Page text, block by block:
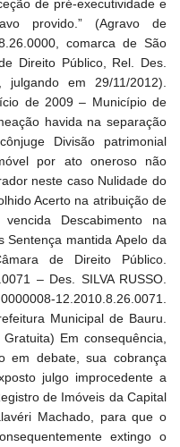
de pré-executividade e
provido.” (Agravo de
comarca de São
Direito Público, Rel. Des.
julgando em 29/11/2012).
de 2009 – Município de
havida na separação
Divisão patrimonial
por ato oneroso não
neste caso Nulidade do
Acerto na atribuição de
Descabimento na
Sentença mantida Apelo da
de Direito Público.
– Des. SILVA RUSSO.
12.2010.8.26.0071.
Municipal de Bauru.
Em consequência,
em debate, sua cobrança
julgo improcedente a
de Imóveis da Capital
Machado, para que o
extingo o